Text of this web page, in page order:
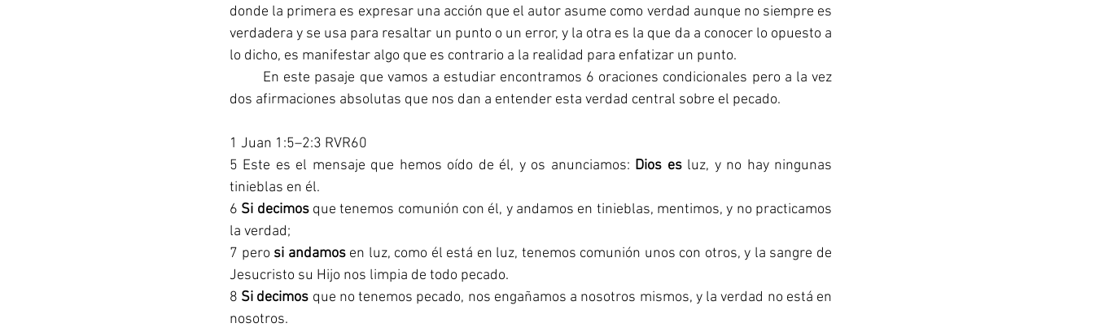
donde la primera es expresar una acción que el autor asume como verdad aunque no siempre es
verdadera y se usa para resaltar un punto o un error, y la otra es la que da a conocer lo opuesto a
lo dicho, es manifestar algo que es contrario a la realidad para enfatizar un punto.
dos afirmaciones absolutas que nos dan a entender esta verdad central sobre el pecado.
1 Juan 1:5–2:3 RVR60
5 Este es el mensaje que hemos oído de él, y os anunciamos: Dios es luz, y no hay ningunas
tinieblas en él.
6 Si decimos que tenemos comunión con él, y andamos en tinieblas, mentimos, y no practicamos
la verdad;
7 pero si andamos en luz, como él está en luz, tenemos comunión unos con otros, y la sangre de
Jesucristo su Hijo nos limpia de todo pecado.
8 Si decimos que no tenemos pecado, nos engañamos a nosotros mismos, y la verdad no está en
nosotros.